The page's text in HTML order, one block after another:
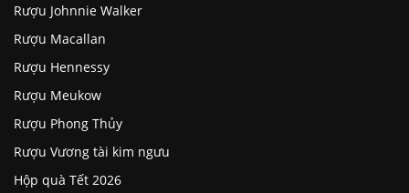
Rượu Johnnie Walker
Rượu Macallan
Rượu Hennessy
Rượu Meukow
Rượu Phong Thủy
Rượu Vương tài kim ngưu
Hộp quà Tết 2026